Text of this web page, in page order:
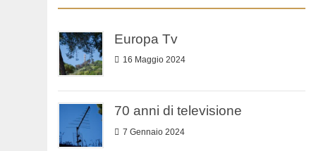
Europa Tv
16 Maggio 2024
70 anni di televisione
7 Gennaio 2024